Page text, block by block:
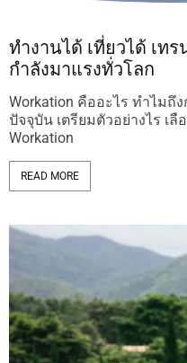
ทำงานได้ เที่ยวได้ เท
กำลังมาแรงทั่วโลก
Workation คืออะไร ทำไมถึ
ปัจจุบัน เตรียมตัวอย่างไร เ
Workation
READ MORE